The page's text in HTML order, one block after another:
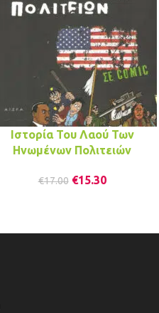
Ιστορία Του Λαού Των
Ηνωμένων Πολιτειών
€17.00 €15.30